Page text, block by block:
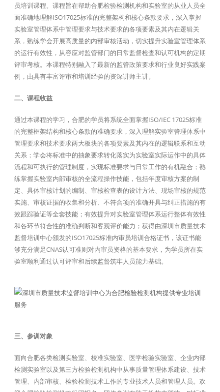
员培训课程。课程旨在帮助合肥检验检测机构和实验室的从业人员全
面准确地理解ISO17025标准的完整架构和核心条款要求，深入掌握
实验室管理体系中管理要求与技术要求的各项要素及其内在逻辑关
系，熟练学会开展高质量的内部审核活动，切实提升实验室管理体系
的运行有效性，从容应对监管部门的日常监督检查和认可机构的定期
评审考核。本课程特别融入了最新的监管政策要求和行业良好实践案
例，由具有丰富评审和培训经验的资深讲师主讲。
二、课程收益
通过本课程的学习，合肥的学员将系统全面掌握ISO/IEC 17025标准
的完整框架结构和核心条款的准确要求，深入理解实验室管理体系中
管理要求和技术要求两大板块的各项要素及其内在的逻辑联系和互动
关系；学会将标准中的抽象要求转化落实为实验室实际运作中的具体
流程和可执行的管理制度，实现标准要求与日常工作的有机融合；熟
练掌握实验室内部审核的全流程操作技能，包括年度审核方案的制
定、具体审核计划的编制、审核检查表的设计方法、现场审核的规范
实施、审核证据的收集和分析、不符合项的准确开具与纠正措施的有
效跟踪验证等全套技能；有效提升对实验室管理体系运行整体有效性
和各环节符合性的准确判断和客观评价能力；获得由深圳市质量技术
监督培训中心颁发的ISO17025标准内审员培训合格证书，该证书能
够充分满足CNAS认可准则对内审员资格的基本要求，为学员所在实
验室顺利通过认可评审和后续监督筑牢人员能力基础。
三、参训对象
面向合肥各类检测实验室、校准实验室、医学检验实验室、企业内部
检测实验室以及第三方检验检测机构中从事质量管理体系建设、技术
管理、内部审核、检验检测技术工作的专业技术人员和管理人员。欢